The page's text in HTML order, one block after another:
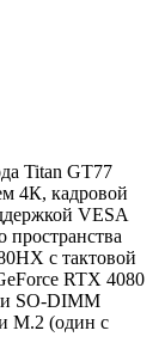
Titan GT77
4К, кадровой
VESA
пространства
с тактовой
RTX 4080
SO-DIMM
M.2 (один с